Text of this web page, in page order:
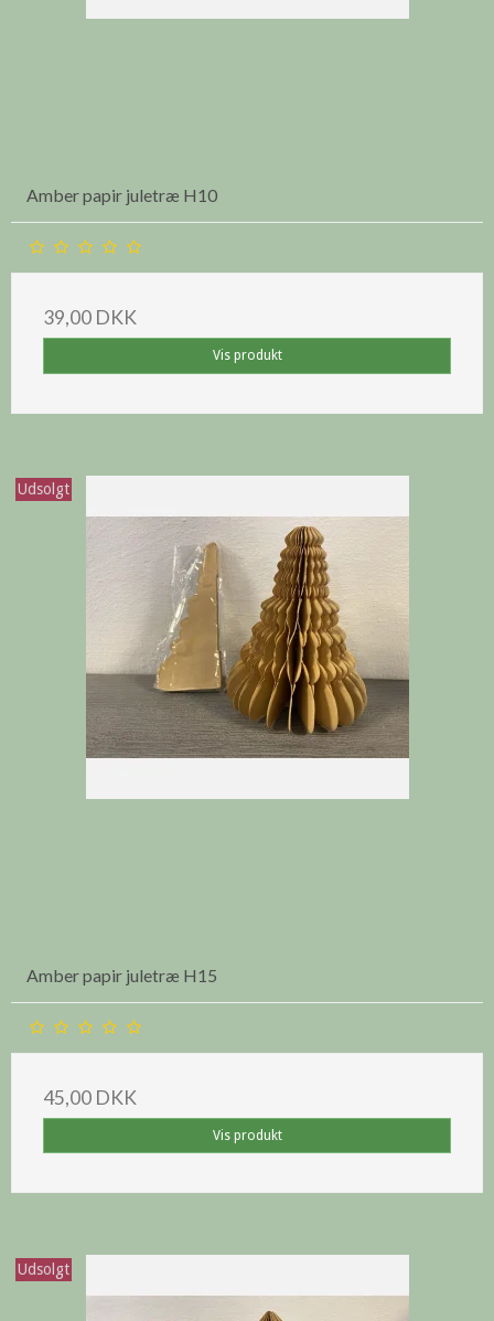
Amber papir juletræ H10
39,00 DKK
Vis produkt
Udsolgt
Amber papir juletræ H15
45,00 DKK
Vis produkt
Udsolgt